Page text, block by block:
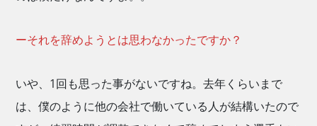
ーそれを辞めようとは思わなかったですか？
いや、1回も思った事がないですね。去年くらいまで
は、僕のように他の会社で働いている人が結構いたので